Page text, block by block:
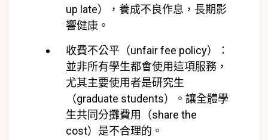
up late），養成不良作息，長期影
響健康。
收費不公平（unfair fee policy）：
並非所有學生都會使用這項服務，
尤其主要使用者是研究生
（graduate students）。讓全體學
生共同分攤費用（share the
cost）是不合理的。